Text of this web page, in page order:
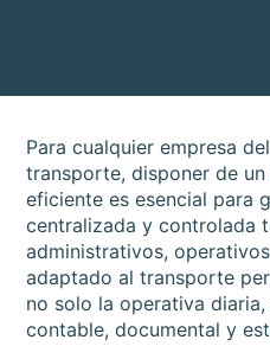
Para cualquier empresa
transporte, disponer de un
eficiente es esencial para
centralizada y controlada
administrativos,
adaptado al transporte
no solo la operativa
contable, documental y